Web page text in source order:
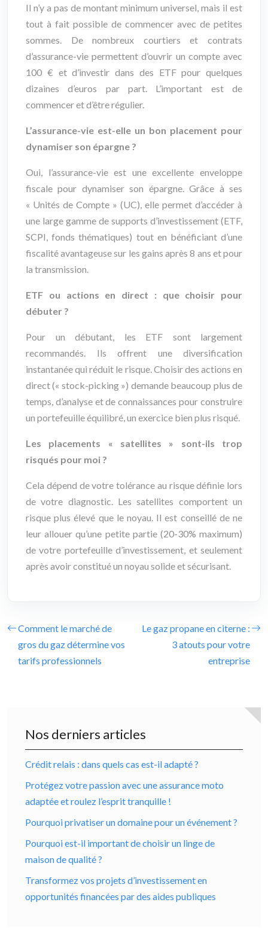
Il n’y a pas de montant minimum universel, mais il est
tout à fait possible de commencer avec de petites
sommes. De nombreux courtiers et contrats
d’assurance-vie permettent d’ouvrir un compte avec
100 € et d’investir dans des ETF pour quelques
dizaines d’euros par part. L’important est de
commencer et d’être régulier.
L’assurance-vie est-elle un bon placement pour
dynamiser son épargne ?
Oui, l’assurance-vie est une excellente enveloppe
fiscale pour dynamiser son épargne. Grâce à ses
« Unités de Compte » (UC), elle permet d’accéder à
une large gamme de supports d’investissement (ETF,
SCPI, fonds thématiques) tout en bénéficiant d’une
fiscalité avantageuse sur les gains après 8 ans et pour
la transmission.
ETF ou actions en direct : que choisir pour
débuter ?
Pour un débutant, les ETF sont largement
recommandés. Ils offrent une diversification
instantanée qui réduit le risque. Choisir des actions en
direct (« stock-picking ») demande beaucoup plus de
temps, d’analyse et de connaissances pour construire
un portefeuille équilibré, un exercice bien plus risqué.
Les placements « satellites » sont-ils trop
risqués pour moi ?
Cela dépend de votre tolérance au risque définie lors
de votre diagnostic. Les satellites comportent un
risque plus élevé que le noyau. Il est conseillé de ne
leur allouer qu’une petite partie (20-30% maximum)
de votre portefeuille d’investissement, et seulement
après avoir constitué un noyau solide et sécurisant.
Comment le marché de
gros du gaz détermine vos
tarifs professionnels
Le gaz propane en citerne :
3 atouts pour votre
entreprise
Nos derniers articles
Crédit relais : dans quels cas est-il adapté ?
Protégez votre passion avec une assurance moto
adaptée et roulez l’esprit tranquille !
Pourquoi privatiser un domaine pour un événement ?
Pourquoi est-il important de choisir un linge de
maison de qualité ?
Transformez vos projets d’investissement en
opportunités financées par des aides publiques